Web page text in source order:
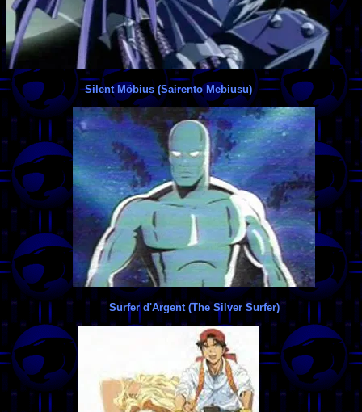
Silent Möbius (Sairento Mebiusu)
Surfer d'Argent (The Silver Surfer)